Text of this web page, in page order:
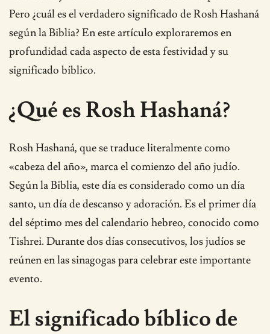
Pero ¿cuál es el verdadero significado de Rosh Hashaná
según la Biblia? En este artículo exploraremos en
profundidad cada aspecto de esta festividad y su
significado bíblico.
¿Qué es Rosh Hashaná?
Rosh Hashaná, que se traduce literalmente como
«cabeza del año», marca el comienzo del año judío.
Según la Biblia, este día es considerado como un día
santo, un día de descanso y adoración. Es el primer día
del séptimo mes del calendario hebreo, conocido como
Tishrei. Durante dos días consecutivos, los judíos se
reúnen en las sinagogas para celebrar este importante
evento.
El significado bíblico de